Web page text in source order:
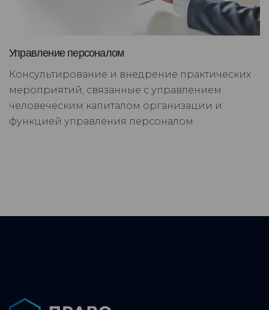
Управление персоналом
Консультирование и внедрение практических
мероприятий, связанные с управлением
человеческим капиталом организации и
функцией управления персоналом